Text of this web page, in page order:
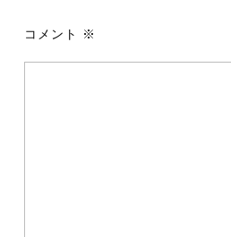
コメント ※